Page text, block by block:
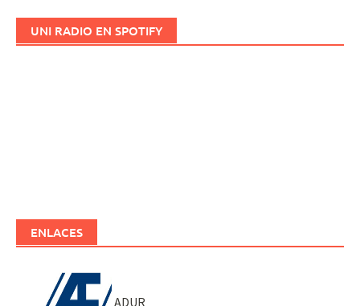
UNI RADIO EN SPOTIFY
ENLACES
ADUR